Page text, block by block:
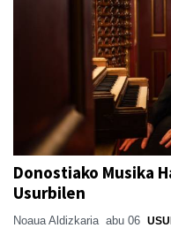
Donostiako Musika
Usurbilen
Noaua Aldizkaria abu 06